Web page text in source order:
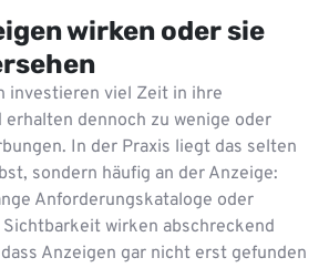
wirken oder sie
investieren viel Zeit in ihre
erhalten dennoch zu wenige oder
In der Praxis liegt das selten
sondern häufig an der Anzeige:
Anforderungskataloge oder
wirken abschreckend
Anzeigen gar nicht erst gefunden